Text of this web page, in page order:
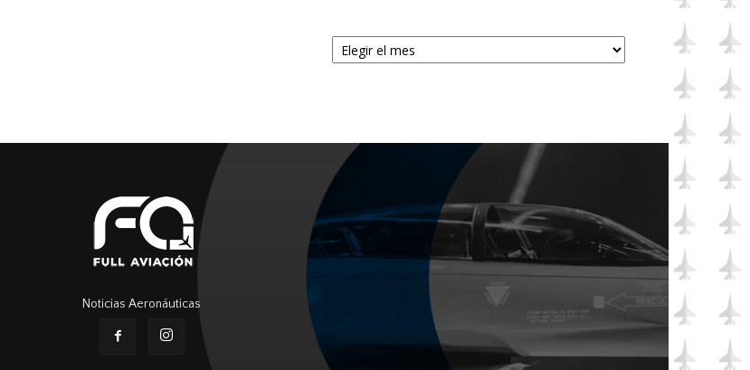
Archivos
Noticias Aeronáuticas